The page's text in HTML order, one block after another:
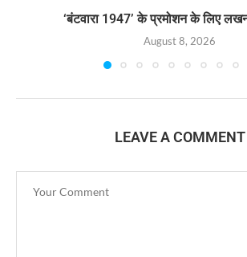
‘बंटवारा 1947’ के प्रमोशन के लिए
August 8, 2026
LEAVE A COMMENT